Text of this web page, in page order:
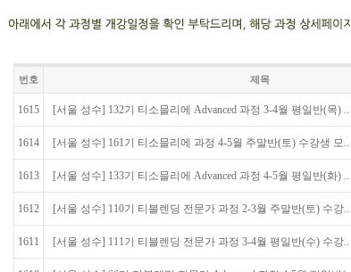
번호 제목
1615 [서울 성수] 132기 티소믈리에 Advanced 과정 3-4월 평일반(목) ..
1614 [서울 성수] 161기 티소믈리에 과정 4-5월 주말반(토) 수강생 모..
1613 [서울 성수] 133기 티소믈리에 Advanced 과정 4-5월 평일반(화) ..
1612 [서울 성수] 110기 티블렌딩 전문가 과정 2-3월 주말반(토) 수강..
1611 [서울 성수] 111기 티블렌딩 전문가 과정 3-4월 평일반(수) 수강..